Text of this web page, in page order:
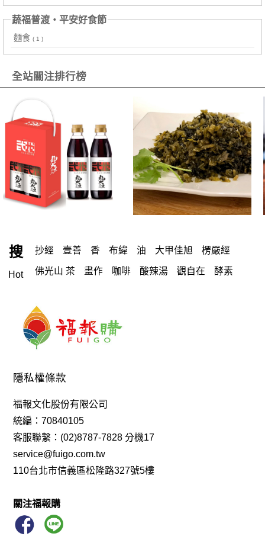
蔬福普渡・平安好食節
麵食 ( 1 )
全站關注排行榜
搜
Hot
抄經 壹善 香 布緯 油 大甲佳旭 楞嚴經
佛光山 茶 畫作 咖啡 酸辣湯 觀自在 酵素
羅漢鞋
薑母糖 御太郎 蛋捲
馬克賽戒指
享活 手工柴燒龍眼双木耳露 350ml
臥香 人生禪 佛光山 禮盒
記數器 藻之道
足弓鞋、僧鞋、羅漢鞋、機能鞋、健康鞋
隱私權條款
福報文化股份有限公司
統編：70840105
客服聯繫：(02)8787-7828 分機17
service@fuigo.com.tw
110台北市信義區松隆路327號5樓
關注福報購